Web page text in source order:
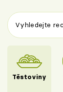
Těstoviny